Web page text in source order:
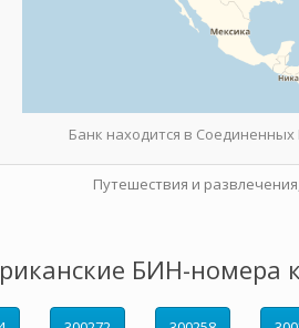
Банк находится в
Путешествия и
БИН-номера